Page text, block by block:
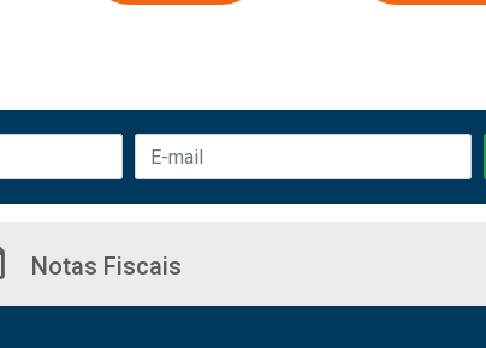
Notas Fiscais